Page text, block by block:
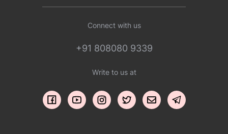
Connect with us
+91 808080 9339
Write to us at